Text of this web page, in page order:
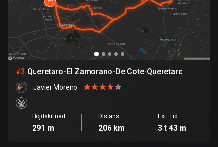
Bhutan
3 rutter
Bolivia
99 rutter
Bosnien och Hercegovina
347 rutter
4 rutter
#3 Queretaro-El Zamorano-De Cote-Queretaro
Javier Moreno
Höjdskillnad
291 m
Distans
206 km
Est. Tid
3 t 43 m